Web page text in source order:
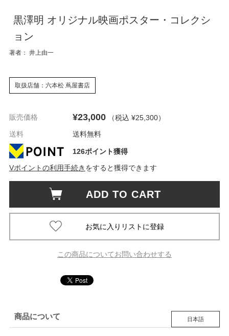
黒澤明 オリジナル映画ポスター・コレクシ
ョン
著者： 井上由一
取扱店舗：六本松 蔦屋書店
販売価格 ¥23,000 （税込 ¥25,300）
送料
送料無料
126ポイント獲得
Vポイントの利用手続き をすると獲得できます
ADD TO CART
この商品についてお問い合わせする
商品について 日本語